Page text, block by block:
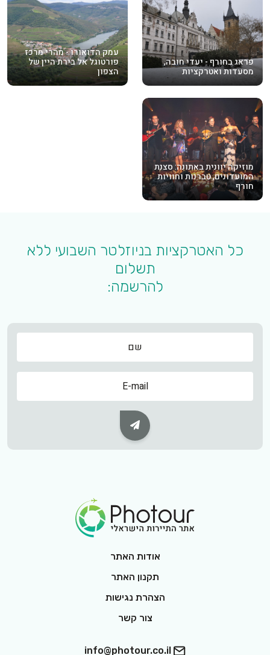
פראג בחורף - יעדי חובה,
מסעדות ואטרקציות
עמק הדואורו - מהרי מרכז
פורטוגל אל בירת היין של
הצפון
מוזיקה יוונית באתונה: סצנת
המועדונים, טברנות וחוויות
חורף
כל האטרקציות בניוזלטר השבועי ללא
תשלום
להרשמה:
שם
שם
Subscribe Button
אודות האתר
תקנון האתר
הצהרת נגישות
צור קשר
info@photour.co.il